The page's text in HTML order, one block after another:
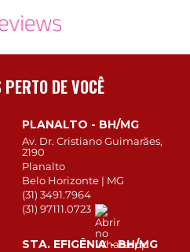
DE VOCÊ
PLANALTO - BH/MG
Av. Dr. Cristiano Guimarães,
2190
Planalto
Belo Horizonte | MG
(31) 3491.7964
(31) 97111.0723
STA. EFIGÊNIA - BH/MG